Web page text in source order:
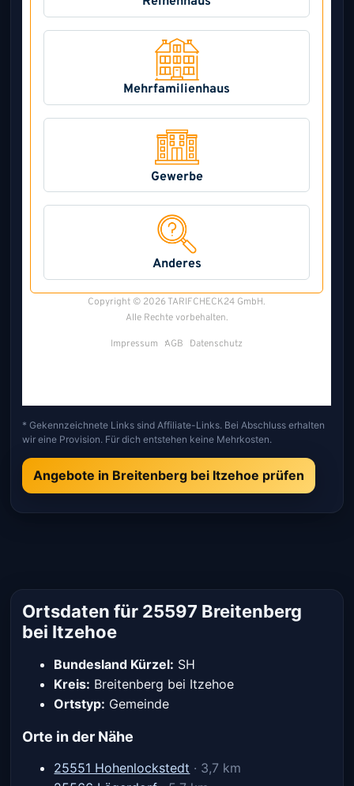
* Gekennzeichnete Links sind Affiliate-Links. Bei Abschluss erhalten
wir eine Provision. Für dich entstehen keine Mehrkosten.
Angebote in Breitenberg bei Itzehoe prüfen
Ortsdaten für 25597 Breitenberg
bei Itzehoe
Bundesland Kürzel: SH
Kreis: Breitenberg bei Itzehoe
Ortstyp: Gemeinde
Orte in der Nähe
25551 Hohenlockstedt · 3,7 km